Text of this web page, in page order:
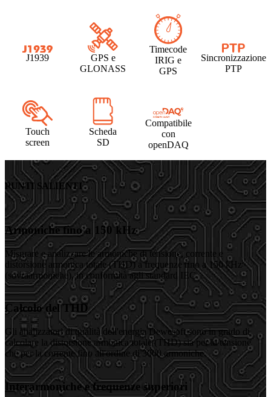
J1939
GPS e
GLONASS
Timecode
IRIG e
GPS
Sincronizzazione
PTP
Touch
screen
Scheda
SD
Compatibile
con
openDAQ
PUNTI SALIENTI
Armoniche fino a 150 kHz
Misurare e analizzare le armoniche di tensione, corrente e
distorsione armonica totale (THD) a frequenze fino a 150 kHz
(sovraarmoniche), in conformità agli standard IEC.
Calcolo del THD
Gli analizzatori di qualità dell'energia Dewesoft sono in grado di
calcolare la distorsione armonica totale (THD) sia per la tensione
che per la corrente fino all'ordine di 3000 armoniche.
Interarmoniche e frequenze superiori